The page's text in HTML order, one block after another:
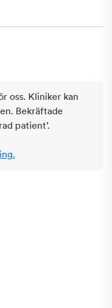
oss. Kliniker kan
Bekräftade
patient’.